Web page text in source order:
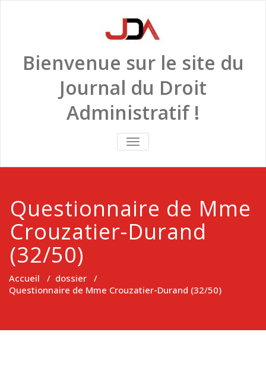
Bienvenue sur le site du
Journal du Droit
Administratif !
TOGGLE
NAVIGATION
Questionnaire de Mme
Crouzatier-Durand
(32/50)
Accueil / dossier /
Questionnaire de Mme Crouzatier-Durand (32/50)